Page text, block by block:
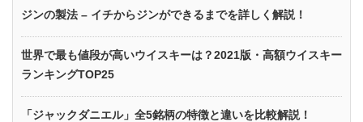
ジンの製法 – イチからジンができるまでを詳しく解説！
世界で最も値段が高いウイスキーは？2021版・高額ウイスキー
ランキングTOP25
「ジャックダニエル」全5銘柄の特徴と違いを比較解説！